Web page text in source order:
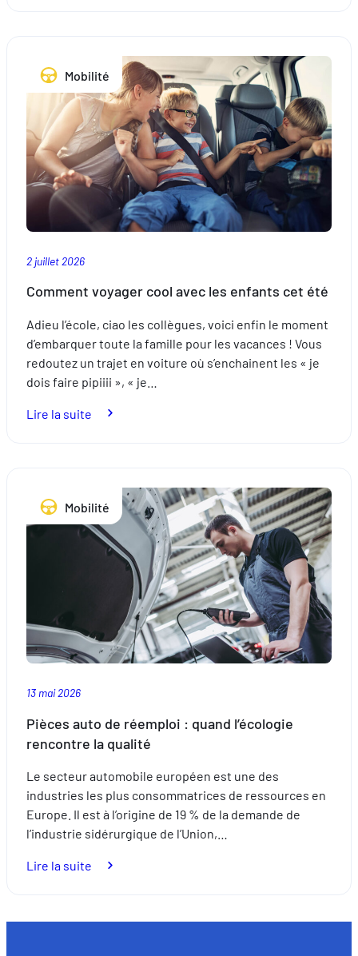
que
disent
les
lois
en
Europe
Mobilité
2 juillet 2026
Comment voyager cool avec les enfants cet été
Adieu l’école, ciao les collègues, voici enfin le moment
d’embarquer toute la famille pour les vacances ! Vous
redoutez un trajet en voiture où s’enchainent les « je
dois faire pipiiii », « je…
Lire la suite
les
enfants
cet
Mobilité
13 mai 2026
Pièces auto de réemploi : quand l’écologie
rencontre la qualité
Le secteur automobile européen est une des
industries les plus consommatrices de ressources en
Europe. Il est à l’origine de 19 % de la demande de
l’industrie sidérurgique de l’Union,…
Lire la suite
de